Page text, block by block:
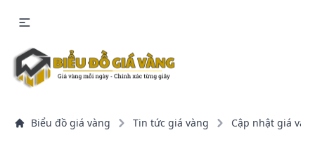
Biểu đồ giá vàng Tin tức giá vàng Cập nhật giá